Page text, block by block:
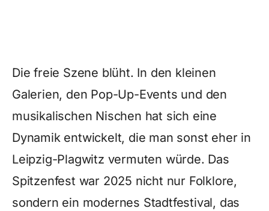
Die freie Szene blüht. In den kleinen
Galerien, den Pop-Up-Events und den
musikalischen Nischen hat sich eine
Dynamik entwickelt, die man sonst eher in
Leipzig-Plagwitz vermuten würde. Das
Spitzenfest war 2025 nicht nur Folklore,
sondern ein modernes Stadtfestival, das